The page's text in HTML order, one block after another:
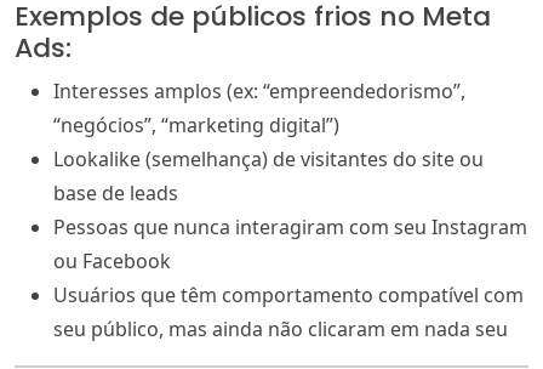
Exemplos de públicos frios no Meta
Ads:
Interesses amplos (ex: “empreendedorismo”,
“negócios”, “marketing digital”)
Lookalike (semelhança) de visitantes do site ou
base de leads
Pessoas que nunca interagiram com seu Instagram
ou Facebook
Usuários que têm comportamento compatível com
seu público, mas ainda não clicaram em nada seu